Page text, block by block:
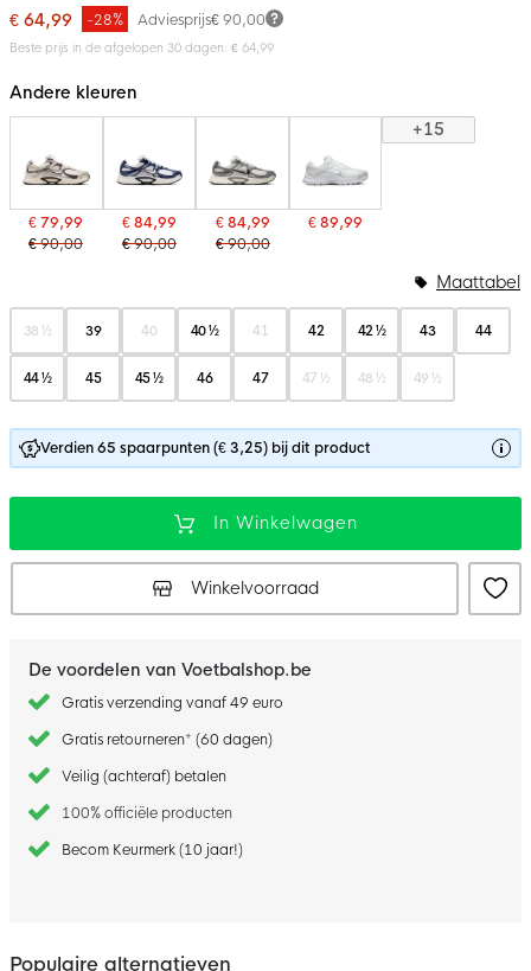
begin
van
gallerij
€ 64,99
Adviesprijs€ 90,00
-28%
Beste prijs in de afgelopen 30 dagen: € 64,99
Andere kleuren
€ 79,99
€ 90,00
€ 84,99
€ 90,00
€ 84,99
€ 90,00
€ 89,99
+15
38 ½ 39 40 40 ½ 41 42 42 ½ 43 44
44 ½ 45 45 ½ 46 47 47 ½ 48 ½ 49 ½
Maattabel
Verdien 65 spaarpunten (€ 3,25) bij dit product
In Winkelwagen
Winkelvoorraad
De voordelen van Voetbalshop.be
Gratis verzending vanaf 49 euro
Gratis retourneren* (60 dagen)
Veilig (achteraf) betalen
100% officiële producten
Becom Keurmerk (10 jaar!)
Populaire alternatieven